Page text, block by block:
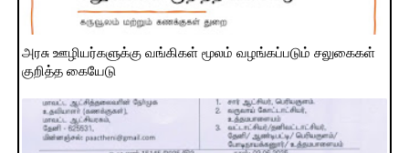
அரசு ஊழியர்களுக்கு வங்கிகள் மூலம் வழங்கப்படும் சலுகைகள்
குறித்த கையேடு